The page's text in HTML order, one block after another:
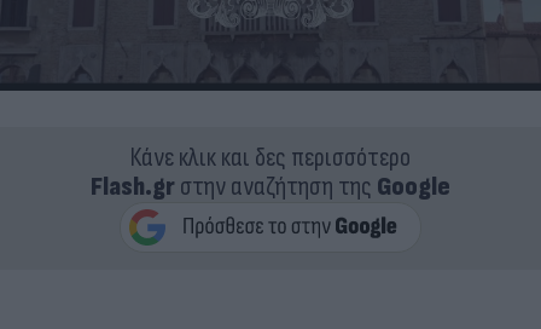
Κάνε κλικ και δες περισσότερο
Flash.grστην αναζήτηση της Google